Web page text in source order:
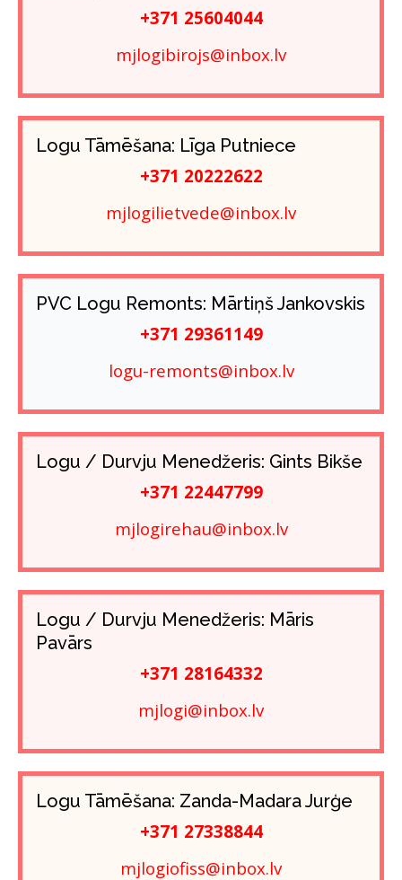
+371 25604044
mjlogibirojs@inbox.lv
Logu Tāmēšana: Līga Putniece
+371 20222622
mjlogilietvede@inbox.lv
PVC Logu Remonts: Mārtiņš Jankovskis
+371 29361149
logu-remonts@inbox.lv
Logu / Durvju Menedžeris: Gints Bikše
+371 22447799
mjlogirehau@inbox.lv
Logu / Durvju Menedžeris: Māris
Pavārs
+371 28164332
mjlogi@inbox.lv
Logu Tāmēšana: Zanda-Madara Jurģe
+371 27338844
mjlogiofiss@inbox.lv